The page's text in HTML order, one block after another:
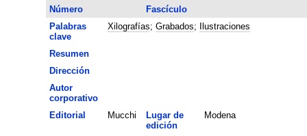
Número
Fascículo
Palabras
clave
Xilografías; Grabados; Ilustraciones
Resumen
Dirección
Autor
corporativo
Editorial
Mucchi
Lugar de
edición
Modena